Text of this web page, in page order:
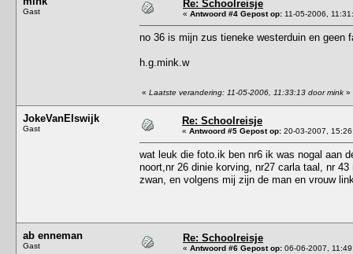
Gast
Re: Schoolreisje
« Antwoord #4 Gepost op: 11-05-2006,
no 36 is mijn zus tieneke westerduin en geen
h.g.mink.w
« Laatste verandering: 11-05-2006, 11:33:13 door mink »
JokeVanElswijk
Gast
Re: Schoolreisje
« Antwoord #5 Gepost op: 20-03-2007,
wat leuk die foto.ik ben nr6 ik was nogal aan
noort,nr 26 dinie korving, nr27 carla taal, nr
zwan, en volgens mij zijn de man en vrouw
ab enneman
Gast
Re: Schoolreisje
« Antwoord #6 Gepost op: 06-06-2007,